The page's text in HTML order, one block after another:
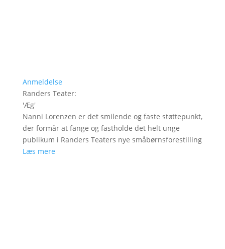
Anmeldelse
Randers Teater:
'Æg'
Nanni Lorenzen er det smilende og faste støttepunkt,
der formår at fange og fastholde det helt unge
publikum i Randers Teaters nye småbørnsforestilling
Læs mere